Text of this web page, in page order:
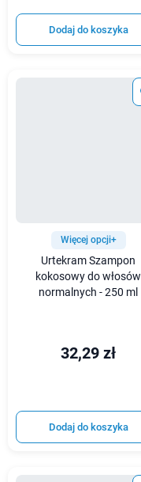
Dodaj do koszyka
Więcej opcji+
Urtekram Szampon
kokosowy do włosów
normalnych - 250 ml
32,29 zł
Dodaj do koszyka